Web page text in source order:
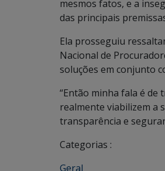
mesmos fatos, e a
das principais
Ela prosseguiu
Nacional de
soluções em conjunto
“Então minha fala é de
realmente viabilizem a
transparência e
Categorias :
Geral